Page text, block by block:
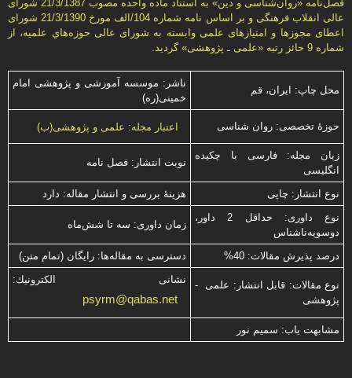
فصل‌نامه «روان‌شناسی و دين» به استناد ماده واحده مصوب 21/3/1387 شورای
عالی انقلاب فرهنگی و بر اساس نامه شماره 104/الف مورخ 21/3/1390 شورای
اعطای مجوزها و امتيازهای علمی وابسته به شورای عالی حوزه‌هاي علميه، از
شماره 9 حائز رتبه «علمی ـ پژوهشی» گرديد.
محل چاپ: ایران، قم
ناشر: موسسه آموزشی و پژوهشی امام
خمینی(ره)
حوزۀ تخصصی: روان شناسی اعتبار مجله: علمی و پژوهشی(ب)
زبان مجله: فارسی با چكیده
انگلیسی
نوبت انتشار: فصل نامه
نوع انتشار: چاپی
هزینۀ بررسی و انتشار مقاله: دارد
نوع داوری: حداقل 2 داور،
دوسویه‌ناشناس
زمان داوری: سه تا شش‌ماه
درصد پذیرش مقالات: 40% دسترسی به مقاله‌ها: رایگان (تمام متن)
نوع مقالات: قابل انتشار: علمی -
پژوهشی
نشانی الكترونیك:
psyrm@qabas.net
مشابهت ياب: سميم نور